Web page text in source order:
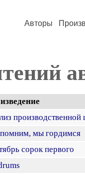
Авторы
производственной
мы гордимся
сорок первого